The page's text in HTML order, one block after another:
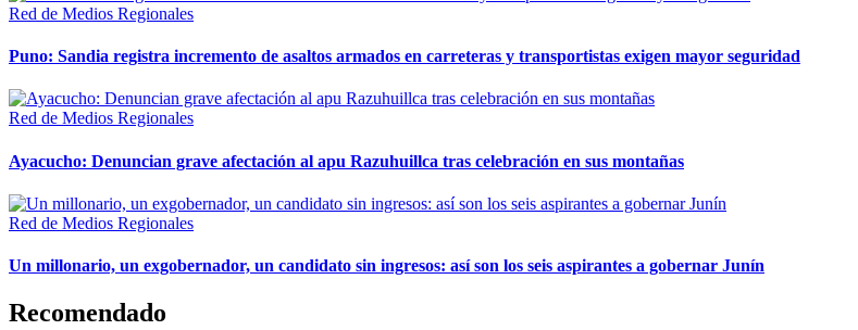
Red de Medios Regionales
Puno: Sandia registra incremento de asaltos armados en carreteras y transportistas exigen mayor seguridad
Red de Medios Regionales
Ayacucho: Denuncian grave afectación al apu Razuhuillca tras celebración en sus montañas
Red de Medios Regionales
Un millonario, un exgobernador, un candidato sin ingresos: así son los seis aspirantes a gobernar Junín
Recomendado